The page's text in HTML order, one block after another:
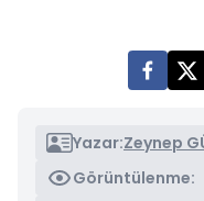
Yazar:Zeynep
Görüntülenme: